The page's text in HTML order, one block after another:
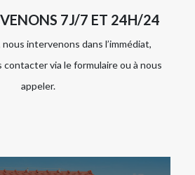
7J/7 ET 24H/24
nous intervenons dans l’immédiat,
contacter via le formulaire ou à nous
appeler.